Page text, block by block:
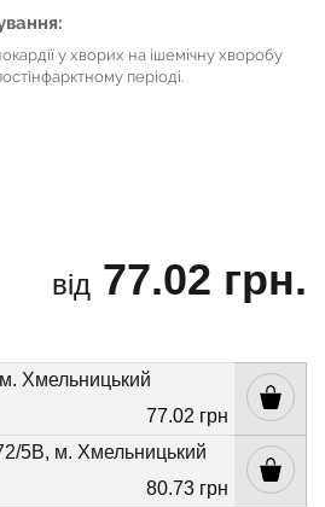
у хворих на ішемічну хворобу
періоді.
від 77.02 грн.
Хмельницький
77.02 грн
5В, м. Хмельницький
80.73 грн